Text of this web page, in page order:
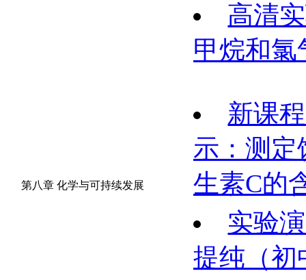
高清
甲烷和氯
第八章 化学与可持续发展
新课
示：测定
生素C的
实验
提纯（初